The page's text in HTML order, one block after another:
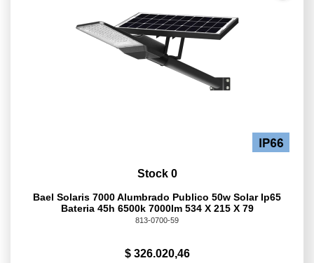
Stock 0
Bael Solaris 7000 Alumbrado Publico 50w Solar Ip65
Bateria 45h 6500k 7000lm 534 X 215 X 79
813-0700-59
$ 326.020,46